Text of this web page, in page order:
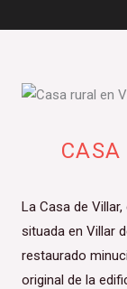
CASA
La Casa de
situada en Villar
restaurado
original de la